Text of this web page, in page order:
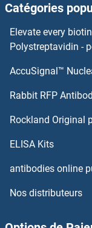
MRPS15 Kits
MRPS10 Kits
MRPL53 Kits
Msx2/Hox8 Kits
MT-ND1 Kits ELISA
MT-ND5 Kits
Catégories
Elevate every
Polystreptavidin -
AccuSignal™
Rabbit RFP
Rockland Original
ELISA Kits
antibodies online
Nos distributeurs